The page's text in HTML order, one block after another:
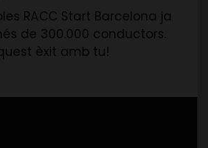
RACC Start Barcelona ja
de 300.000 conductors.
èxit amb tu!